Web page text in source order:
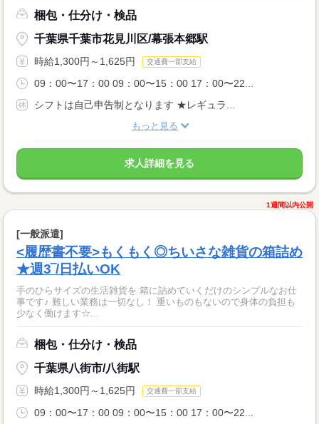
梱包・仕分け・検品
千葉県千葉市花見川区/幕張本郷駅
時給1,300円～1,625円 交通費一部支給
09：00〜17：00 09：00〜15：00 17：00〜22...
シフトは自己申告制となります ★レギュラ...
もっと見る
求人詳細を見る
1週間以内公開
[一般派遣]
<履歴書不要>もくもく◎ちいさな雑貨の箱詰め
★週3‾/日払いOK
手のひらサイズの生活雑貨を 箱に詰めていくだけのシンプルなお仕
事です♪ 難しい業務は一切なし！ 重いものもないので身体の負担も
少なく働けます☆...
梱包・仕分け・検品
千葉県八街市/八街駅
時給1,300円～1,625円 交通費一部支給
09：00〜17：00 09：00〜15：00 17：00〜22...